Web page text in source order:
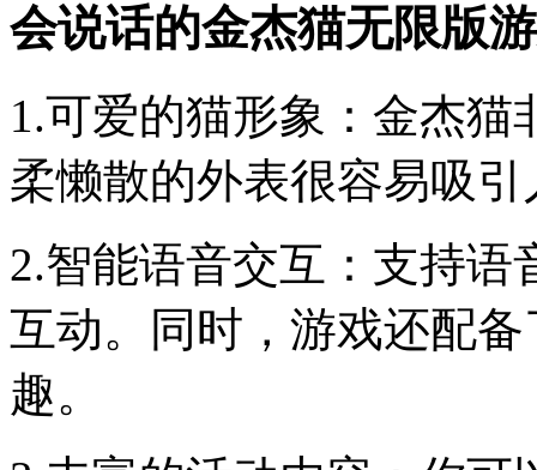
会说话的金杰猫无限版
1.可爱的猫形象：金杰
柔懒散的外表很容易吸
2.智能语音交互：支持
互动。同时，游戏还配
趣。